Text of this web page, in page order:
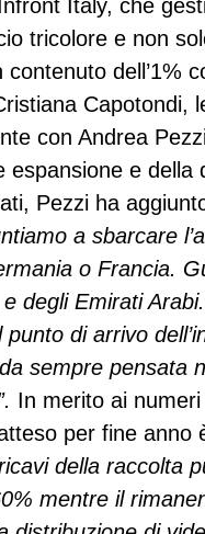
Italy, che
tricolore e non
dell’1%
Capotondi,
con Andrea
espansione e della
Pezzi ha
a sbarcare
o Francia.
degli Emirati
di arrivo
sempre pensata
In merito ai
per fine anno
della raccolta
mentre il